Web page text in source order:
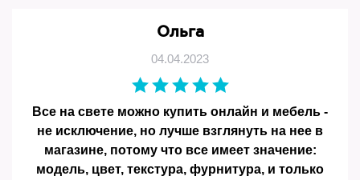
Ольга
04.04.2023
Все на свете можно купить онлайн и мебель -
не исключение, но лучше взглянуть на нее в
магазине, потому что все имеет значение:
модель, цвет, текстура, фурнитура, и только